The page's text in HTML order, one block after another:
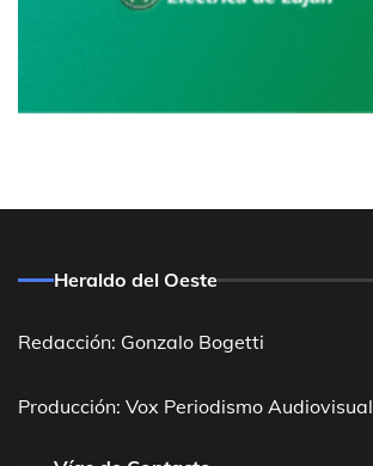
Heraldo del Oeste
Redacción: Gonzalo Bogetti
Producción: Vox Periodismo Audiovisual